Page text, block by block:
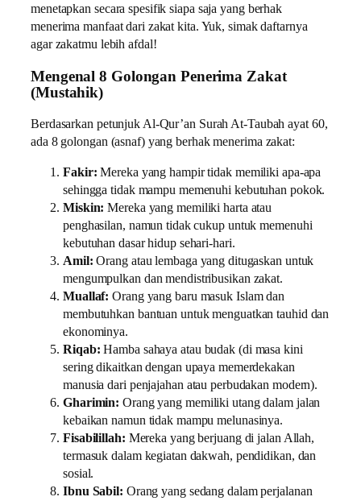
menetapkan secara spesifik siapa saja yang berhak
menerima manfaat dari zakat kita. Yuk, simak daftarnya
agar zakatmu lebih afdal!
Mengenal 8 Golongan Penerima Zakat
(Mustahik)
Berdasarkan petunjuk Al-Qur’an Surah At-Taubah ayat 60,
ada 8 golongan (asnaf) yang berhak menerima zakat:
Fakir: Mereka yang hampir tidak memiliki apa-apa
sehingga tidak mampu memenuhi kebutuhan pokok.
Miskin: Mereka yang memiliki harta atau
penghasilan, namun tidak cukup untuk memenuhi
kebutuhan dasar hidup sehari-hari.
Amil: Orang atau lembaga yang ditugaskan untuk
mengumpulkan dan mendistribusikan zakat.
Muallaf: Orang yang baru masuk Islam dan
membutuhkan bantuan untuk menguatkan tauhid dan
ekonominya.
Riqab: Hamba sahaya atau budak (di masa kini
sering dikaitkan dengan upaya memerdekakan
manusia dari penjajahan atau perbudakan modern).
Gharimin: Orang yang memiliki utang dalam jalan
kebaikan namun tidak mampu melunasinya.
Fisabilillah: Mereka yang berjuang di jalan Allah,
termasuk dalam kegiatan dakwah, pendidikan, dan
sosial.
Ibnu Sabil: Orang yang sedang dalam perjalanan